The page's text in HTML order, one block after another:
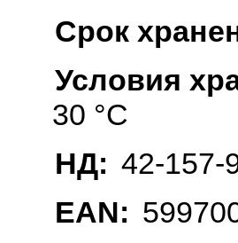
Срок
Условия
30 °C
НД: 42-157-
EAN: